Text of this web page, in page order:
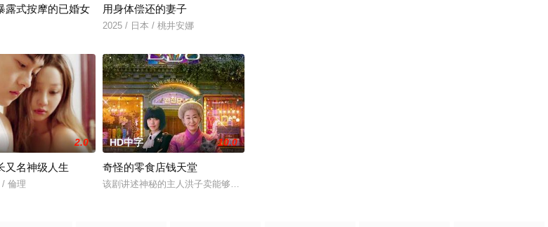
犹豫。这让曾被花恋鼓励要活得自由的挚友绫，对她的含糊其辞感到不满，两人
露式按摩的已婚女
用身体偿还的妻子
2025 / 日本 / 桃井安娜
一人的州际公路上独自驾车。随后一辆大卡车出现了，挡在戴
2.0
又名神级人生
/ 倫理
HD中字 10.0
奇怪的零食店钱天堂
该剧讲述神秘的主人洪子卖能够实现人们愿望的神秘零食，以及人们来到那里展开一段魔法般的故事。